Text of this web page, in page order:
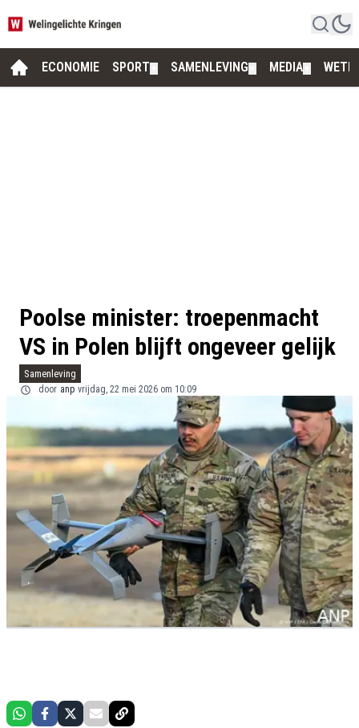
ECONOMIE SPORT SAMENLEVING MEDIA
Poolse minister: troepenmacht
VS in Polen blijft ongeveer gelijk
Samenleving
door anp vrijdag, 22 mei 2026 om 10:09